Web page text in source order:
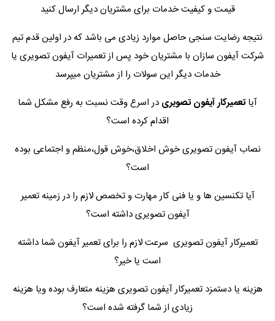
قیمت و کیفیت خدمات برای مشتریان دیگر ارسال کنید
نتیجه رضایت سنجی حاصل موارد زیادی می باشد که در اولین قدم تیم
شرکت آیفون سازان با مشتریان خود پس از تعمیرات آیفون تصویری یا
خدمات دیگر این سولات را از مشتریان میپرسد
آیا تعمیرکار آیفون تصویری در اسرع وقت نسبت به رفع مشکل شما
اقدام کرده است؟
نصاب آیفون تصویری خوش اخلاق،خوش قول،منظم و اجتماعی بوده
است؟
آیا تکنسین ها و یا فنی کار مهارت و تخصص لازم را در زمینه تعمیر
آیفون تصویری داشته است؟
تعمیرکار آیفون تصویری سرعت لازم را برای تعمیر آیفون شما داشته
است یا خیر؟
هزینه یا دستمزد تعمیرکار آیفون تصویری هزینه متعارف بوده ویا هزینه
زیادی از شما گرفته شده است؟